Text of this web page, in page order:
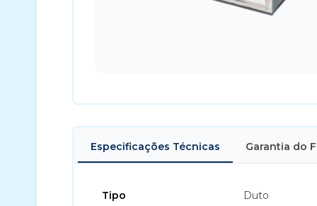
Especificações Técnicas Garantia do
Tipo Duto